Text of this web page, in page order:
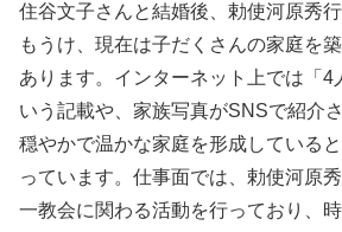
住谷文子さんと結婚後、勅使河原秀
もうけ、現在は子だくさんの家庭を
あります。インターネット上では「4
いう記載や、家族写真がSNSで紹介
穏やかで温かな家庭を形成している
っています。仕事面では、勅使河原
一教会に関わる活動を行っており、